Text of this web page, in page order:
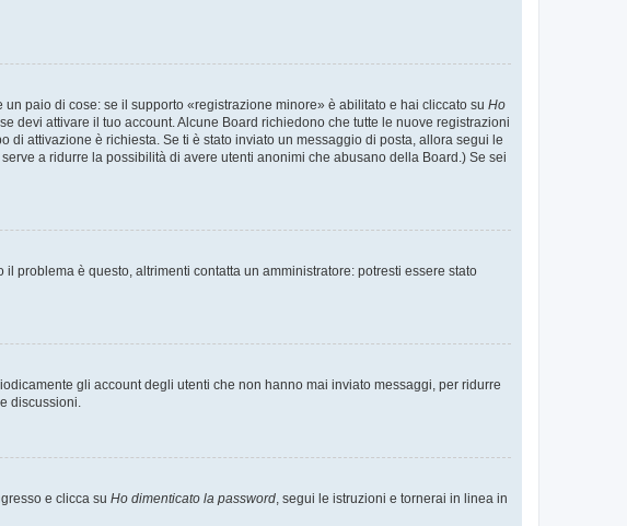
paio di cose: se il supporto «registrazione minore» è abilitato e hai cliccato su Ho
devi attivare il tuo account. Alcune Board richiedono che tutte le nuove registrazioni
di attivazione è richiesta. Se ti è stato inviato un messaggio di posta, allora segui le
a ridurre la possibilità di avere utenti anonimi che abusano della Board.) Se sei
problema è questo, altrimenti contatta un amministratore: potresti essere stato
gli account degli utenti che non hanno mai inviato messaggi, per ridurre
discussioni.
e clicca su Ho dimenticato la password , segui le istruzioni e tornerai in linea in